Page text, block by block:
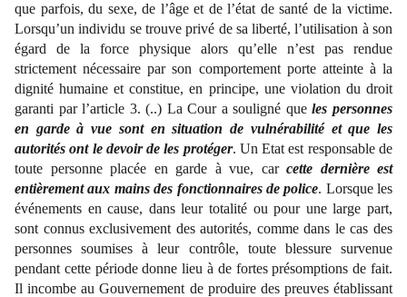
que parfois, du sexe, de l’âge et de l’état de santé de la victime.
Lorsqu’un individu se trouve privé de sa liberté, l’utilisation à son
égard de la force physique alors qu’elle n’est pas rendue
strictement nécessaire par son comportement porte atteinte à la
dignité humaine et constitue, en principe, une violation du droit
garanti par l’article 3. (..) La Cour a souligné queles personnes
en garde à vue sont en situation de vulnérabilité et que les
autorités ont le devoir de les protéger. Un Etat est responsable de
toute personne placée en garde à vue, car cette dernière est
entièrement aux mains des fonctionnaires de police. Lorsque les
événements en cause, dans leur totalité ou pour une large part,
sont connus exclusivement des autorités, comme dans le cas des
personnes soumises à leur contrôle, toute blessure survenue
pendant cette période donne lieu à de fortes présomptions de fait.
Il incombe au Gouvernement de produire des preuves établissant